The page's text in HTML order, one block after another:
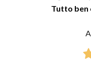
Tutto ben